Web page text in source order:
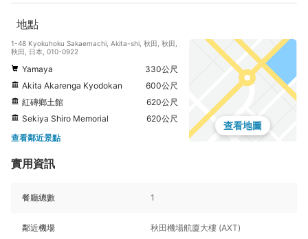
地點
1-48 Kyokuhoku Sakaemachi, Akita-shi, 秋田, 秋田,
秋田, 日本, 010-0922
Yamaya
330公尺
Akita Akarenga Kyodokan
600公尺
紅磚鄉土館
620公尺
Sekiya Shiro Memorial
620公尺
查看鄰近景點
查看地圖
實用資訊
餐廳總數 1
鄰近機場 秋田機場航廈大樓 (AXT)